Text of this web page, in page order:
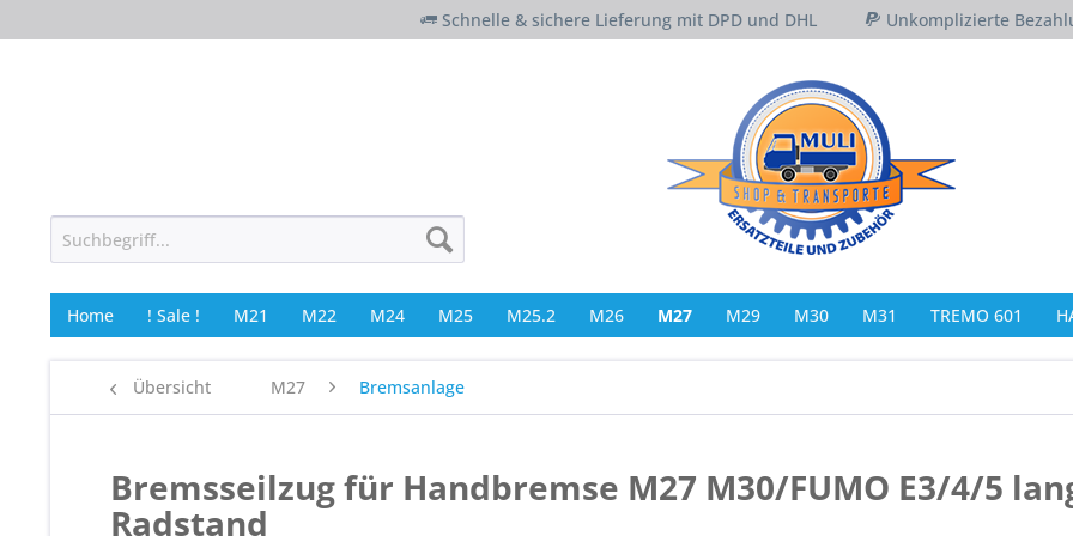
Schnelle & sichere Lieferung mit DPD und DHL Unkomplizierte
Home ! Sale ! M21 M22 M24 M25 M25.2 M26 M27 M29 M30 M31 TREMO 601
Übersicht M27 Bremsanlage
Bremsseilzug für Handbremse M27 M30/FUMO E3/4/5
Radstand